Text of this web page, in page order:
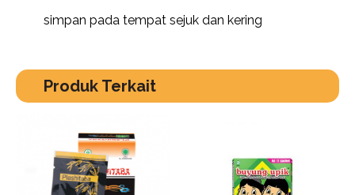
simpan pada tempat sejuk dan kering
Produk Terkait